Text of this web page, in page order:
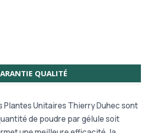
QUALITÉ
Plantes Unitaires Thierry Duhec sont
de poudre par gélule soit